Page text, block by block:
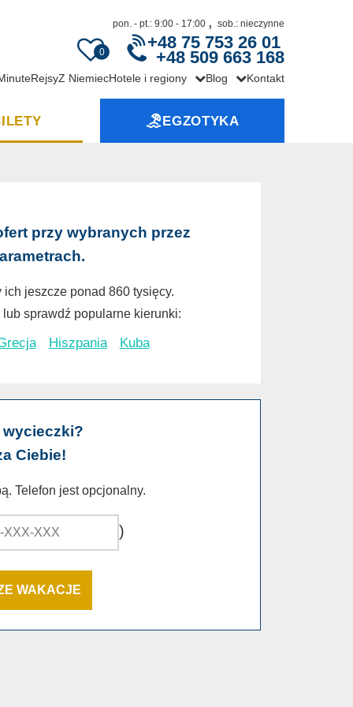
0
pon. - pt.: 9:00 - 17:00 , sob.: nieczynne
+48 75 753 26 01
+48 509 663 168
RejsyZ NiemiecHotele i regiony Blog Kontakt
EGZOTYKA
przy wybranych przez
jeszcze ponad 860 tysięcy.
sprawdź popularne kierunki:
Hiszpania Kuba
wycieczki?
Ciebie!
Telefon jest opcjonalny.
)
WAKACJE